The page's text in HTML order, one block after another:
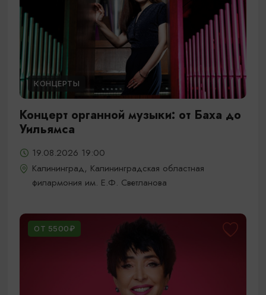
КОНЦЕРТЫ
Концерт органной музыки: от Баха до
Уильямса
19.08.2026 19:00
Калининград, Калининградская областная
филармония им. Е.Ф. Светланова
ОТ 5500₽